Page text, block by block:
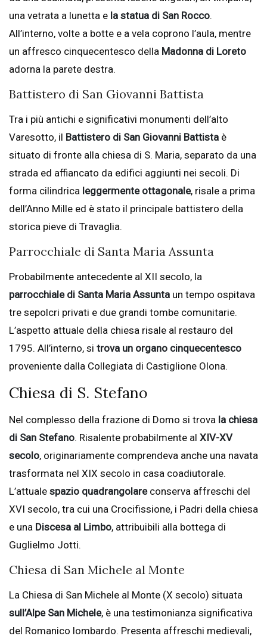
una vetrata a lunetta e la statua di San Rocco.
All’interno, volte a botte e a vela coprono l’aula, mentre
un affresco cinquecentesco della Madonna di Loreto
adorna la parete destra.
Battistero di San Giovanni Battista
Tra i più antichi e significativi monumenti dell’alto
Varesotto, il Battistero di San Giovanni Battista è
situato di fronte alla chiesa di S. Maria, separato da una
strada ed affiancato da edifici aggiunti nei secoli. Di
forma cilindrica leggermente ottagonale, risale a prima
dell’Anno Mille ed è stato il principale battistero della
storica pieve di Travaglia.
Parrocchiale di Santa Maria Assunta
Probabilmente antecedente al XII secolo, la
parrocchiale di Santa Maria Assunta un tempo ospitava
tre sepolcri privati e due grandi tombe comunitarie.
L’aspetto attuale della chiesa risale al restauro del
1795. All’interno, si trova un organo cinquecentesco
proveniente dalla Collegiata di Castiglione Olona.
Chiesa di S. Stefano
Nel complesso della frazione di Domo si trova la chiesa
di San Stefano. Risalente probabilmente al XIV-XV
secolo, originariamente comprendeva anche una navata
trasformata nel XIX secolo in casa coadiutorale.
L’attuale spazio quadrangolareconserva affreschi del
XVI secolo, tra cui una Crocifissione, i Padri della chiesa
e una Discesa al Limbo, attribuibili alla bottega di
Guglielmo Jotti.
Chiesa di San Michele al Monte
La Chiesa di San Michele al Monte (X secolo) situata
sull’Alpe San Michele, è una testimonianza significativa
del Romanico lombardo. Presenta affreschi medievali,